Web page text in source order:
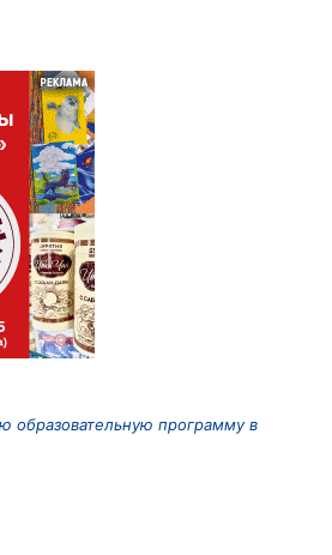
образовательную программу в